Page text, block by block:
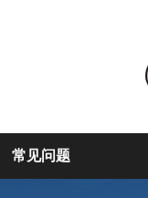
常见问题